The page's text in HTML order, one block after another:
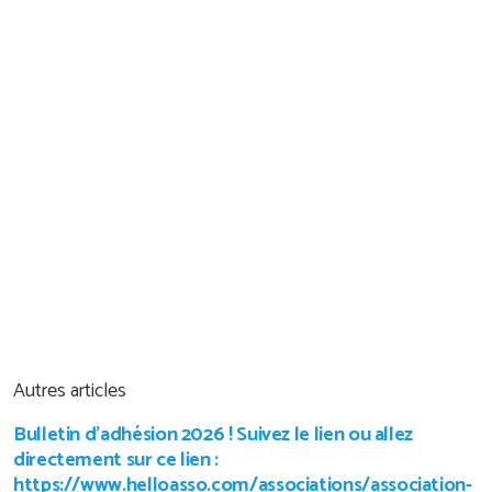
Autres articles
Bulletin d’adhésion 2026 ! Suivez le lien ou allez
directement sur ce lien :